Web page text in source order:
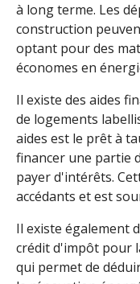
à long terme. Les
construction
optant pour des
économes en
Il existe des aides
de logements
aides est le prêt à
financer une partie
payer d'intérêts.
accédants et est
Il existe également
crédit d'impôt pour
qui permet de